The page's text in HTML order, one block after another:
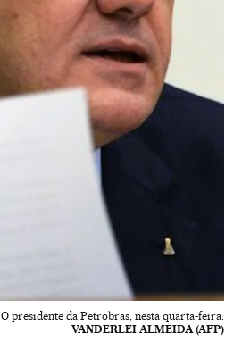
O presidente da Petrobras, nesta quarta-feira.
VANDERLEI ALMEIDA (AFP)